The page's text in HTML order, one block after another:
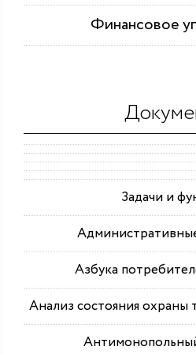
Финансовое
Задачи и
Азбука
Анализ состояния охраны